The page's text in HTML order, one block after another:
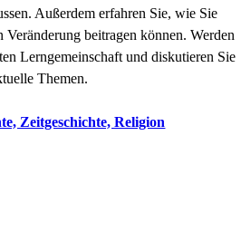
Außerdem erfahren Sie, wie Sie
beitragen können. Werden
Lerngemeinschaft und diskutieren Sie
Themen.
Zeitgeschichte, Religion